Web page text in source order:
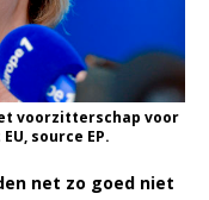
voorzitterschap voor
source EP.
net zo goed niet